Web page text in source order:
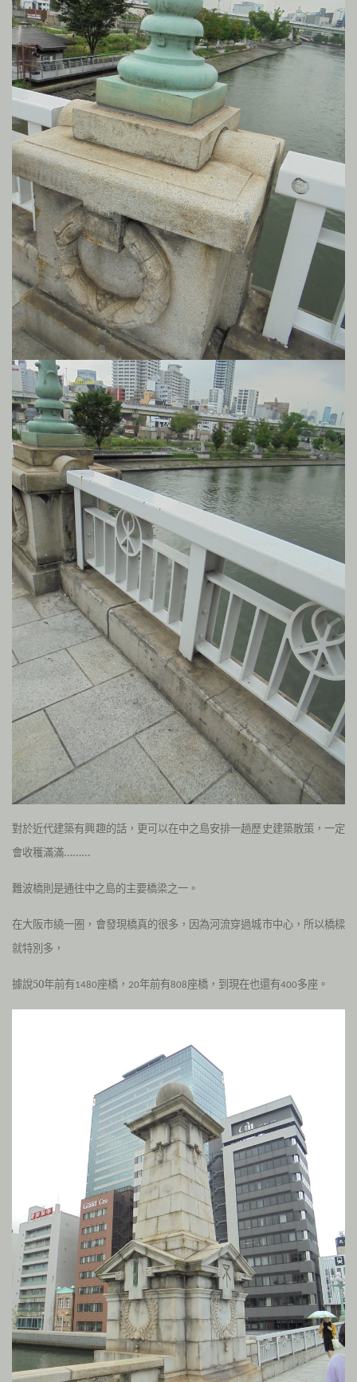
對於近代建築有興趣的話，更可以在中之島安排一趟歷史建築散策，一定
會收穫滿滿………
難波橋則是通往中之島的主要橋梁之一。
在大阪市繞一圈，會發現橋真的很多，因為河流穿過城市中心，所以橋樑
就特別多，
據說50年前有1480座橋， 20年前有808座橋，到現在也還有400多座。